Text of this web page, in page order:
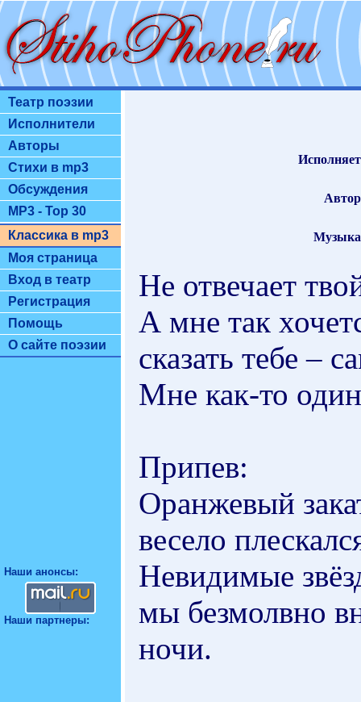
Театр поэзии
Исполнители
Авторы
Стихи в mp3
Обсуждения
MP3 - Top 30
Классика в mp3
Моя страница
Вход в театр
Регистрация
Помощь
О сайте поэзии
Наши анонсы:
Наши партнеры:
Не отвечает
А мне так
сказать тебе –
Мне как-то
Припев:
Оранжевый
весело
Невидимые
мы безмолвно
ночи.